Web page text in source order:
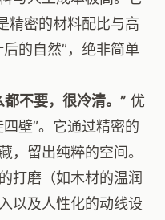
精密的材料配比与高
的自然”，绝非简单
不要，很冷清。” 优
壁”。它通过精密的
，留出纯粹的空间。
打磨（如木材的温润
以及人性化的动线设